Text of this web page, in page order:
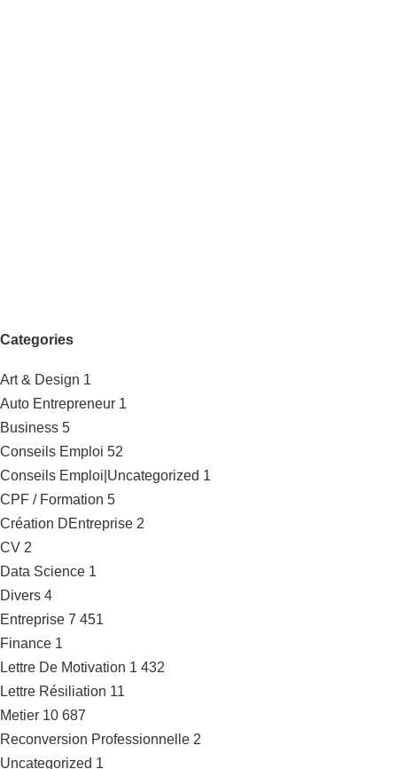
Categories
Art & Design 1
Auto Entrepreneur 1
Business 5
Conseils Emploi 52
Conseils Emploi|Uncategorized 1
CPF / Formation 5
Création DEntreprise 2
CV 2
Data Science 1
Divers 4
Entreprise 7 451
Finance 1
Lettre De Motivation 1 432
Lettre Résiliation 11
Metier 10 687
Reconversion Professionnelle 2
Uncategorized 1